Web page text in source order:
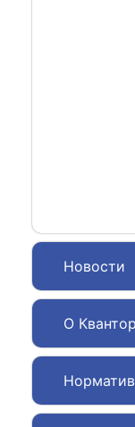
Новости
О